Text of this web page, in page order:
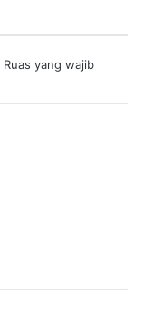
Ruas yang wajib